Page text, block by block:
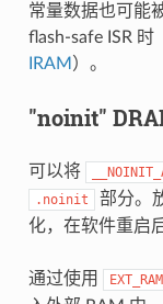
常量数据也可能
flash-safe ISR 时
IRAM ）。
"noinit"
可以将
.noinit
部分。
化，在软件重启
通过使用